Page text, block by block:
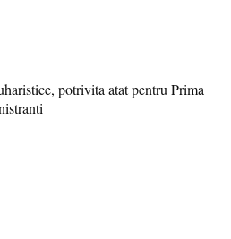
potrivita atat pentru Prima